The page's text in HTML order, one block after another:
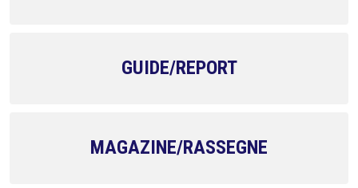
GUIDE/REPORT
MAGAZINE/RASSEGNE